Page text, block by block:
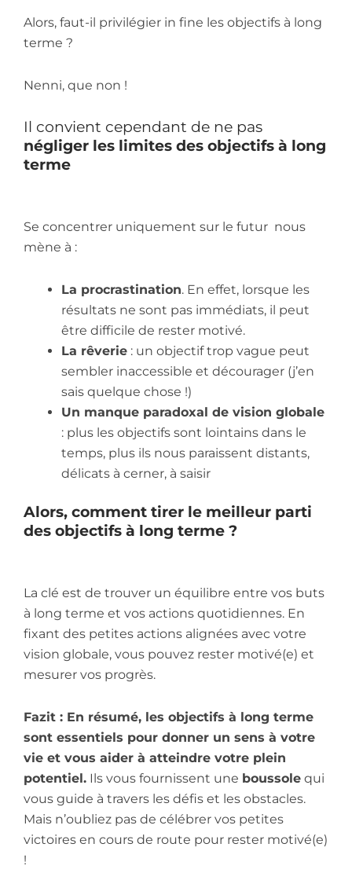
Alors, faut-il privilégier in fine les objectifs à long
terme ?
Nenni, que non !
Il convient cependant de ne pas
négliger les limites des objectifs à long
terme
Se concentrer uniquement sur le futur nous
mène à :
La procrastination. En effet, lorsque les
résultats ne sont pas immédiats, il peut
être difficile de rester motivé.
La rêverie : un objectif trop vague peut
sembler inaccessible et décourager (j’en
sais quelque chose !)
Un manque paradoxal de vision globale
: plus les objectifs sont lointains dans le
temps, plus ils nous paraissent distants,
délicats à cerner, à saisir
Alors, comment tirer le meilleur parti
des objectifs à long terme ?
La clé est de trouver un équilibre entre vos buts
à long terme et vos actions quotidiennes. En
fixant des petites actions alignées avec votre
vision globale, vous pouvez rester motivé(e) et
mesurer vos progrès.
Fazit : En résumé, les objectifs à long terme
sont essentiels pour donner un sens à votre
vie et vous aider à atteindre votre plein
potentiel. Ils vous fournissent une boussole qui
vous guide à travers les défis et les obstacles.
Mais n’oubliez pas de célébrer vos petites
victoires en cours de route pour rester motivé(e)
!